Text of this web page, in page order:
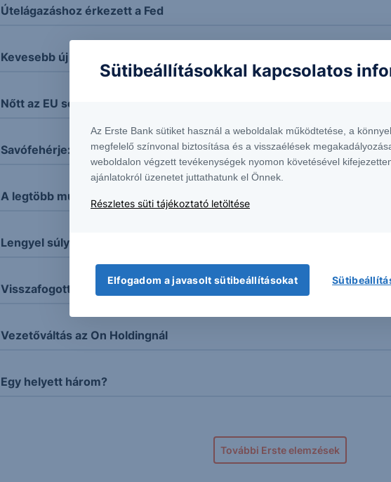
Útelágazáshoz érkezett a Fed
Kevesebb új munkahely jött létre az USA-ban
Nőtt az EU sokktűrő képessége
Savófehérje: a jövő zenéje
A legtöbb munkahely az AI miatt szűnik meg az USA-ban
Lengyel súlynövekedés a régiós indexben
Visszafogott elbocsátási számok
Vezetőváltás az On Holdingnál
Egy helyett három?
További Erste elemzések
Sütibeállításokkal kapcsolatos
Az Erste Bank sütiket használ a weboldalak működtetése, a
megfelelő színvonal biztosítása és a visszaélések
weboldalon végzett tevékenységek nyomon követésével
ajánlatokról üzenetet juttathatunk el Önnek.
Részletes süti tájékoztató letöltése
Elfogadom a javasolt sütibeállításokat